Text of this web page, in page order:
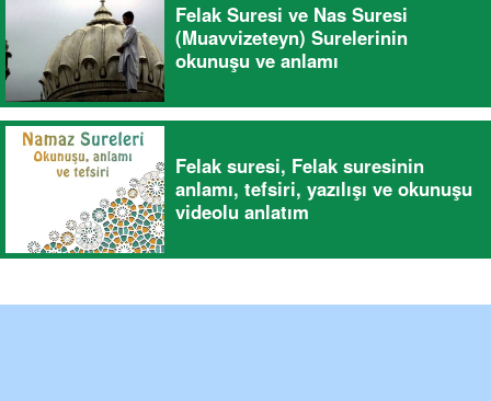
Felak Suresi ve Nas Suresi
(Muavvizeteyn) Surelerinin
okunuşu ve anlamı
Felak suresi, Felak suresinin
anlamı, tefsiri, yazılışı ve okunuşu
videolu anlatım